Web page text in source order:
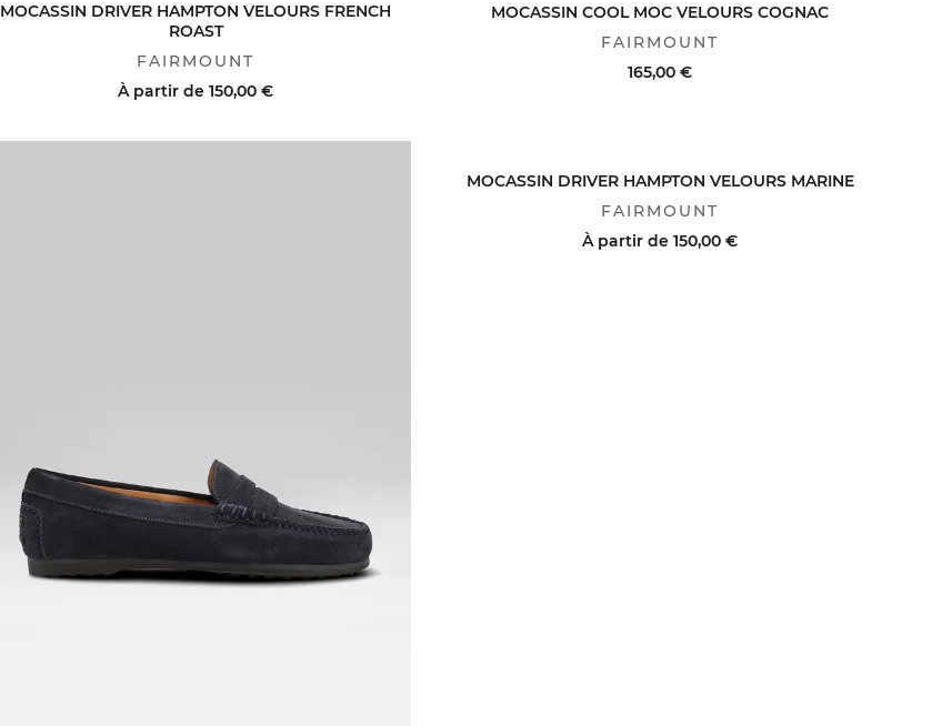
MOCASSIN DRIVER HAMPTON VELOURS FRENCH
ROAST
FAIRMOUNT
À partir de 150,00 €
MOCASSIN COOL MOC VELOURS COGNAC
FAIRMOUNT
165,00 €
MOCASSIN DRIVER HAMPTON VELOURS MARINE
FAIRMOUNT
À partir de 150,00 €